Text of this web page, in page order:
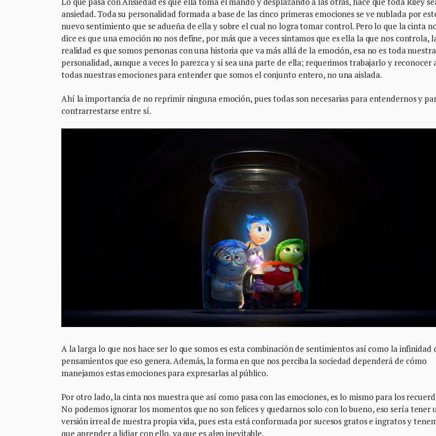
ansiedad. Toda su personalidad formada a base de las cinco primeras emociones se ve nublada por
nuevo sentimiento que se adueña de ella y sobre el cual no logra tomar control. Pero lo que la cinta
dice es que una emoción no nos define, por más que a veces sintamos que es ella la que nos controla,
realidad es que somos personas con una historia que va más allá de la emoción, esa no es toda nuestra
personalidad, aunque a veces lo parezca y sí sea una parte de ella; requerimos trabajarlo y reconocer
todas nuestras emociones para entender que somos el conjunto entero, no una aislada.
Ahí la importancia de no reprimir ninguna emoción, pues todas son necesarias para entendernos y
contrarrestarse entre sí.
A la larga lo que nos hace ser lo que somos es esta combinación de sentimientos así como la infinidad
pensamientos que eso genera. Además, la forma en que nos perciba la sociedad dependerá de cómo
manejamos estas emociones para expresarlas al público.
Por otro lado, la cinta nos muestra que así como pasa con las emociones, es lo mismo para los
No podemos ignorar los momentos que no son felices y quedarnos solo con lo bueno, eso sería tener
versión irreal de nuestra propia vida, pues esta está conformada por sucesos gratos e ingratos y
que aprender a lidiar con ello, ya que es algo inevitable.